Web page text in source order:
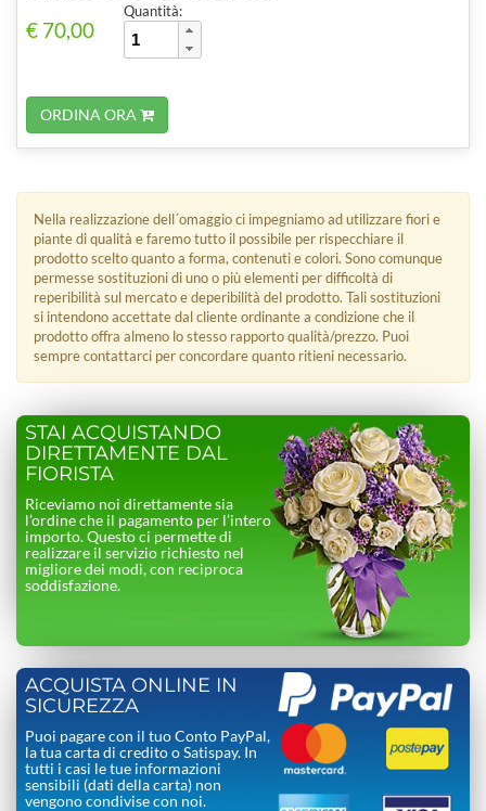
€ 70,00
Quantità:
ORDINA ORA
Nella realizzazione dell´omaggio ci impegniamo ad utilizzare fiori e
piante di qualità e faremo tutto il possibile per rispecchiare il
prodotto scelto quanto a forma, contenuti e colori. Sono comunque
permesse sostituzioni di uno o più elementi per difficoltà di
reperibilità sul mercato e deperibilità del prodotto. Tali sostituzioni
si intendono accettate dal cliente ordinante a condizione che il
prodotto offra almeno lo stesso rapporto qualità/prezzo. Puoi
sempre contattarci per concordare quanto ritieni necessario.
STAI ACQUISTANDO
DIRETTAMENTE DAL
FIORISTA
Riceviamo noi direttamente sia
l’ordine che il pagamento per l’intero
importo. Questo ci permette di
realizzare il servizio richiesto nel
migliore dei modi, con reciproca
soddisfazione.
ACQUISTA ONLINE IN
SICUREZZA
Puoi pagare con il tuo Conto PayPal,
la tua carta di credito o Satispay. In
tutti i casi le tue informazioni
sensibili (dati della carta) non
vengono condivise con noi.